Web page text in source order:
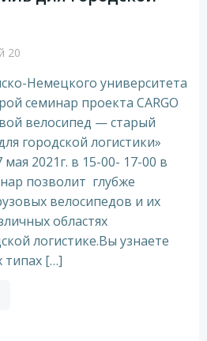
20
Немецкого университета
семинар проекта CARGO
велосипед — старый
городской логистики»
2021г. в 15-00- 17-00 в
позволит глубже
велосипедов и их
областях
логистике.Вы узнаете
типах […]